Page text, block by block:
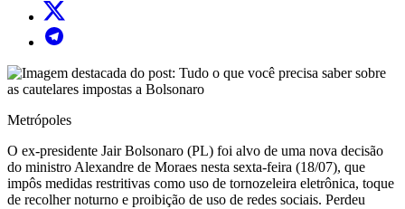
Metrópoles
O ex-presidente Jair Bolsonaro (PL) foi alvo de uma nova decisão
do ministro Alexandre de Moraes nesta sexta-feira (18/07), que
impôs medidas restritivas como uso de tornozeleira eletrônica, toque
de recolher noturno e proibição de uso de redes sociais. Perdeu